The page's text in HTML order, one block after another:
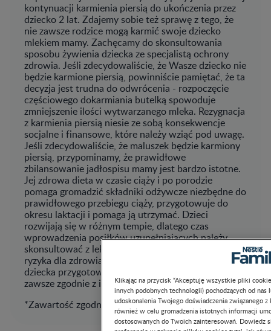
kontynuacji karmienia piersią do ukończenia przez
dziecko 2 lat. Zdajemy sobie też sprawę z tego, że
nie zawsze rodzice mogą karmić swoje dziecko
mlekiem mamy. Zachęcamy do skonsultowania
sposobu żywienia dziecka ze specjalistą ochrony
zdrowia. Jeśli zdecydowaliście, że Wasze dziecko nie
będzie karmione piersią, powinniście pamiętać, że ta
decyzja jest trudna do odwrócenia - rozpoczęcie
częściowego dokarmiania butelką spowoduje
zmniejszenie ilości wytwarzanego mleka. Rezygnacja
z karmienia piersią niesie ze sobą konsekwencje
socjalne i finansowe, które należy wziąć pod uwagę.
Jeśli zdecydowaliście, że maluszek będzie karmiony
piersią, przypominamy, że prawidłowe
zbilansowanie jadłospisu mamy jest bardzo istotne.
Jej zdrowa dieta w czasie ciąży i po porodzie
pomaga gromadzić składniki odżywcze niezbędne do
prawidłowego przebiegu ciąży, przygotowuje do
okresu laktacji i pomaga ją utrzymać. Dzieci
rozwijają się w różnym tempie, dlatego czas
wprowadzenia posiłków uzupełniających należy
skonsultować z lekarzem lub położną. Aby uniknąć
ryzyka dla zdrowia ważne jest, by żywność dla
dziecka przygotowywać, stosować i przechowywać
zawsze zgodnie z informacją na opakowaniu.
*Zawartość zgodnie z przepisami prawa.
Klikając na przycisk “Akceptuję wszystkie pliki
innych podobnych technologii) pochodzących od
udoskonalenia Twojego doświadczenia związanego
również w celu gromadzenia istotnych informacji
dostosowanych do Twoich zainteresowań.